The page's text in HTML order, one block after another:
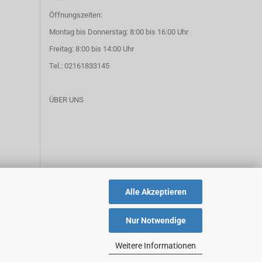
Alle Akzeptieren
Nur Notwendige
Weitere Informationen
Öffnungszeiten:
Montag bis Donnerstag: 8:00 bis 16:00 Uhr
Freitag: 8:00 bis 14:00 Uhr
Tel.: 02161833145
ÜBER UNS